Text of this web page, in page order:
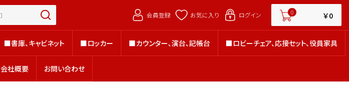
会員登録 お気に入り ログイン 0 ￥0
■書庫、キャビネット ■ロッカー ■カウンター、演台、記帳台 ■ロビーチェア、応接セット、役員家具
会社概要 お問い合わせ
■書庫、キャビネット ■ロッカー ■カウンター、演台、記帳台 ■ロビーチェア、応接セット、役員家具
会社概要 お問い合わせ